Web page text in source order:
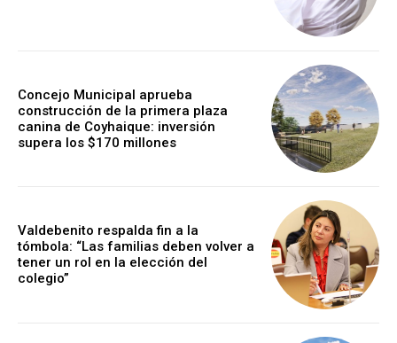
Concejo Municipal aprueba
construcción de la primera plaza
canina de Coyhaique: inversión
supera los $170 millones
Valdebenito respalda fin a la
tómbola: “Las familias deben volver a
tener un rol en la elección del
colegio”